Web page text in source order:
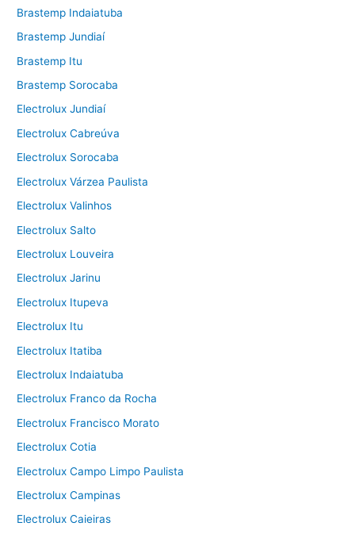
Brastemp Indaiatuba
Brastemp Jundiaí
Brastemp Itu
Brastemp Sorocaba
Electrolux Jundiaí
Electrolux Cabreúva
Electrolux Sorocaba
Electrolux Várzea Paulista
Electrolux Valinhos
Electrolux Salto
Electrolux Louveira
Electrolux Jarinu
Electrolux Itupeva
Electrolux Itu
Electrolux Itatiba
Electrolux Indaiatuba
Electrolux Franco da Rocha
Electrolux Francisco Morato
Electrolux Cotia
Electrolux Campo Limpo Paulista
Electrolux Campinas
Electrolux Caieiras